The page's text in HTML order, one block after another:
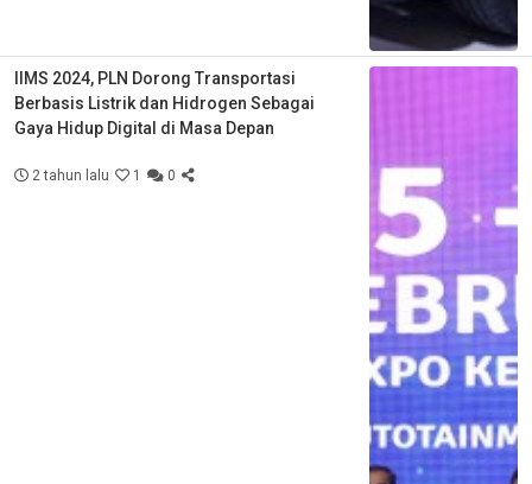
IIMS 2024, PLN Dorong Transportasi
Berbasis Listrik dan Hidrogen Sebagai
Gaya Hidup Digital di Masa Depan
2 tahun lalu 1 0